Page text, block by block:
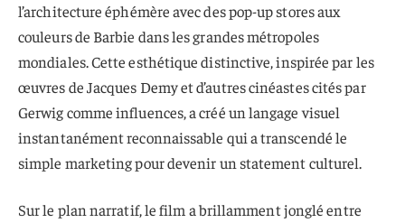
l’architecture éphémère avec des pop-up stores aux
couleurs de Barbie dans les grandes métropoles
mondiales. Cette esthétique distinctive, inspirée par les
œuvres de Jacques Demy et d’autres cinéastes cités par
Gerwig comme influences, a créé un langage visuel
instantanément reconnaissable qui a transcendé le
simple marketing pour devenir un statement culturel.
Sur le plan narratif, le film a brillamment jonglé entre